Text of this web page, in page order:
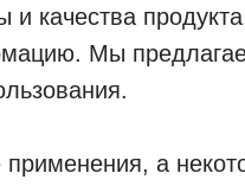
и качества
Мы
а